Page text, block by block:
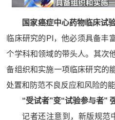
国家癌症中心药物临床试
临床研究的PI，他必须具备丰
个学科和领域的带头人。其次
备组织和实施一项临床研究的
处置和防范不良反应和风险的能
“受试者”变“试验参与者”
记者还注意到，新版规范